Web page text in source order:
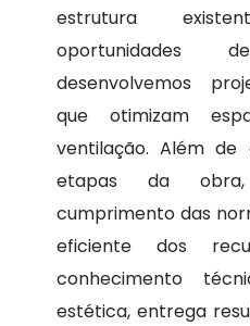
estrutura
desenvolvemos
que otimizam
ventilação. Além
etapas da obra,
cumprimento das
eficiente dos
conhecimento
estética, entrega